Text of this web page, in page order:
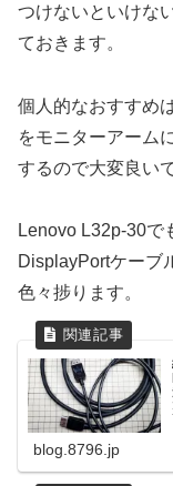
つけないといけな
ておきます。
個人的なおすすめ
をモニターアーム
するので大変良い
Lenovo L32p-30で
DisplayPortケーブ
色々捗ります。
blog.8796.jp